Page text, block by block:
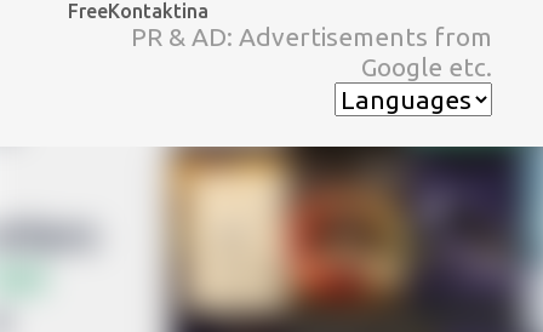
スキップしてメイン コンテンツに移動
FreeKontaktina
PR & AD: Advertisements from
Google etc.